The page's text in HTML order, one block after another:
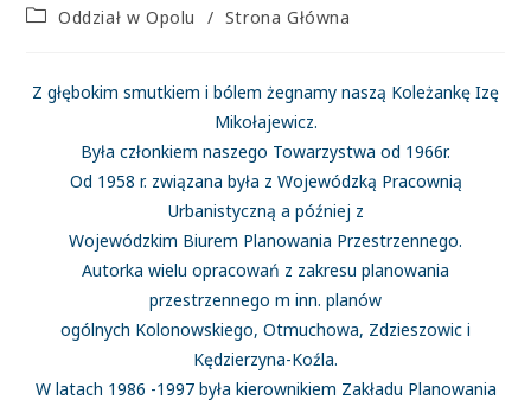
Oddział w Opolu
/ Strona Główna
Z głębokim smutkiem i bólem żegnamy naszą Koleżankę Izę
Mikołajewicz.
Była członkiem naszego Towarzystwa od 1966r.
Od 1958 r. związana była z Wojewódzką Pracownią
Urbanistyczną a później z
Wojewódzkim Biurem Planowania Przestrzennego.
Autorka wielu opracowań z zakresu planowania
przestrzennego m inn. planów
ogólnych Kolonowskiego, Otmuchowa, Zdzieszowic i
Kędzierzyna-Koźla.
W latach 1986 -1997 była kierownikiem Zakładu Planowania